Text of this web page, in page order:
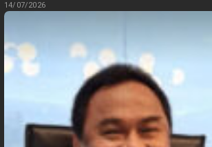
14/07/2026